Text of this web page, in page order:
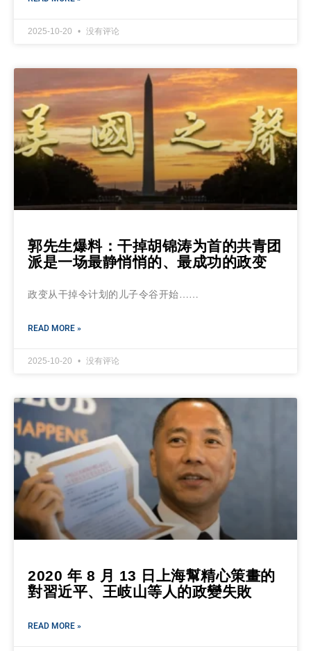
2025-10-20 没有评论
郭先生爆料：干掉胡锦涛为首的共青团
派是一场最静悄悄的、最成功的政变
政变从干掉令计划的儿子令谷开始……
READ MORE »
2025-10-20 没有评论
2020 年 8 月 13 日上海幫精心策畫的
對習近平、王岐山等人的政變失敗
READ MORE »